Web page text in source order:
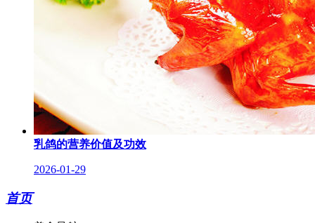
乳鸽的营养价值及功效
2026-01-29
首页